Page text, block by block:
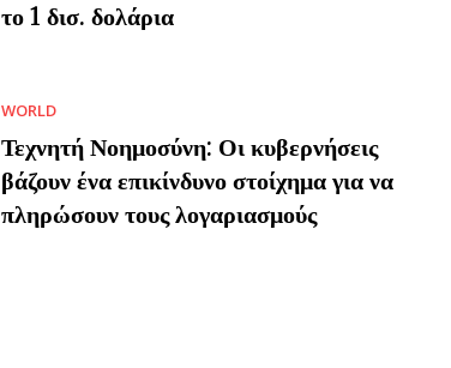
το 1 δισ. δολάρια
WORLD
Τεχνητή Νοημοσύνη: Οι κυβερνήσεις
βάζουν ένα επικίνδυνο στοίχημα για να
πληρώσουν τους λογαριασμούς